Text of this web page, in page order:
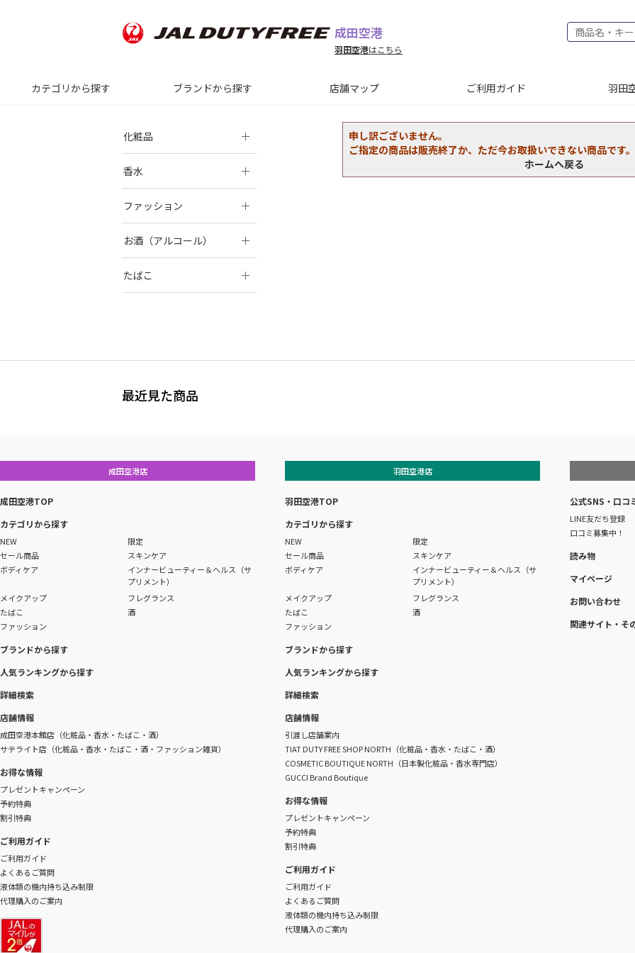
成田空港
羽田空港はこちら
カテゴリから探す ブランドから探す 店舗マップ ご利用ガイド 羽田
申し訳ございません。
ご指定の商品は販売終了か、ただ今お取扱いできない商品です。
ホームへ戻る
化粧品
香水
ファッション
お酒（アルコール）
たばこ
最近見た商品
成田空港店
成田空港TOP
カテゴリから探す
NEW
限定
セール商品
スキンケア
ボディケア
インナービューティー＆ヘルス（サ
プリメント）
メイクアップ
フレグランス
たばこ
酒
ファッション
ブランドから探す
人気ランキングから探す
詳細検索
店舗情報
成田空港本館店（化粧品・香水・たばこ・酒）
サテライト店（化粧品・香水・たばこ・酒・ファッション雑貨）
お得な情報
プレゼントキャンペーン
予約特典
割引特典
ご利用ガイド
ご利用ガイド
よくあるご質問
液体類の機内持ち込み制限
代理購入のご案内
羽田空港店
羽田空港TOP
カテゴリから探す
NEW
限定
セール商品
スキンケア
ボディケア
インナービューティー＆ヘルス（サ
プリメント）
メイクアップ
フレグランス
たばこ
酒
ファッション
ブランドから探す
人気ランキングから探す
詳細検索
店舗情報
引渡し店舗案内
TIAT DUTY FREE SHOP NORTH（化粧品・香水・たばこ・酒）
COSMETIC BOUTIQUE NORTH（日本製化粧品・香水専門店）
GUCCI Brand Boutique
お得な情報
プレゼントキャンペーン
予約特典
割引特典
ご利用ガイド
ご利用ガイド
よくあるご質問
液体類の機内持ち込み制限
代理購入のご案内
公式SNS・口コ
LINE友だち登録
口コミ募集中！
読み物
マイページ
お問い合わせ
関連サイト・そ